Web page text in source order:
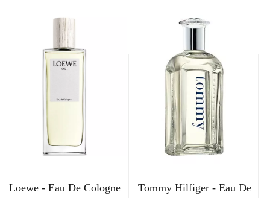
Loewe - Eau De Cologne
Tommy Hilfiger - Eau De